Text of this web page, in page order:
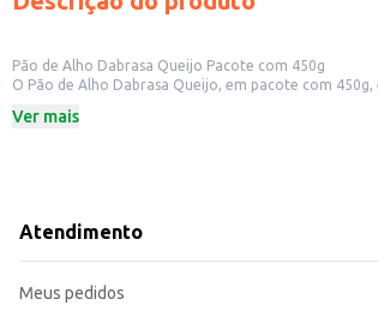
Pão de Alho Dabrasa Queijo Pacote com 450g
O Pão de Alho Dabrasa Queijo, em pacote com 450g, é uma opção prática e saborosa para diversos
Dicas de uso:
O Pão de Alho Dabrasa Queijo oferece praticidade
rendimento, atendendo às necessidades de diversos
Marca: Dabrasa
Categoria: Pão de alho
Ver mais
Atendimento
Meus pedidos